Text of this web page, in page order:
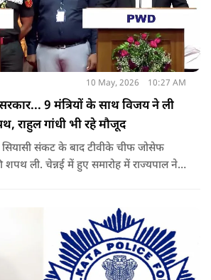
10 May, 2026 10:27 AM
9 मंत्रियों के साथ विजय ने ली
राहुल गांधी भी रहे मौजूद
संकट के बाद टीवीके चीफ जोसेफ
शपथ ली. चेन्नई में हुए समारोह में राज्यपाल ने